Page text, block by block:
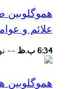
هموگلوبین
علائم و
6:34 ب.ظ --
هموگلوبین